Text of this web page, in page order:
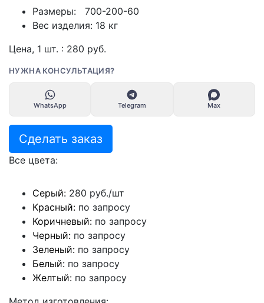
Размеры: 700-200-60
Вес изделия: 18 кг
Цена, 1 шт. : 280 руб.
НУЖНА КОНСУЛЬТАЦИЯ?
WhatsApp Telegram Max
Сделать заказ
Все цвета:
Серый: 280 руб./шт
Красный: по запросу
Коричневый: по запросу
Черный: по запросу
Зеленый: по запросу
Белый: по запросу
Желтый: по запросу